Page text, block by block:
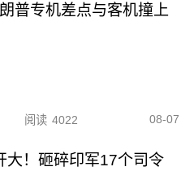
普专机差点与客机撞上
阅读 4022 08-07
大！砸碎印军17个司令